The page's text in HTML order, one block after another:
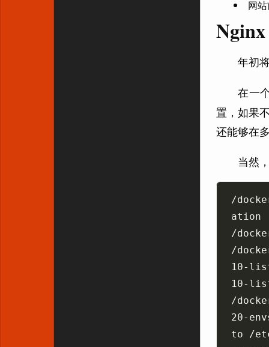
网
年初
在一
置，如果
还能够在
当然
/
20-